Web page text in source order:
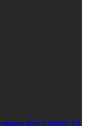
dịch COVID-19